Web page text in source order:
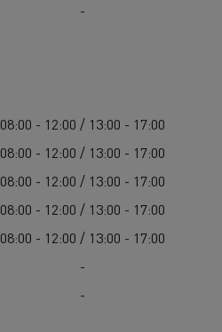
-
08:00 - 12:00 / 13:00 - 17:00
08:00 - 12:00 / 13:00 - 17:00
08:00 - 12:00 / 13:00 - 17:00
08:00 - 12:00 / 13:00 - 17:00
08:00 - 12:00 / 13:00 - 17:00
-
-